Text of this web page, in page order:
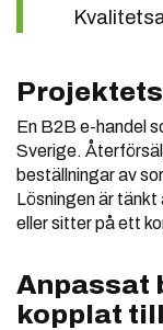
En B2B e-handel
Sverige.
beställningar av
Lösningen är tänkt
eller sitter på ett
Anpassat
kopplat